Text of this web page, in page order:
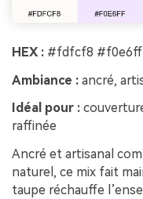
HEX : #fdfcf8
Ambiance : ancré,
Idéal pour :
raffinée
Ancré et artisanal
naturel, ce mix fait
taupe réchauffe